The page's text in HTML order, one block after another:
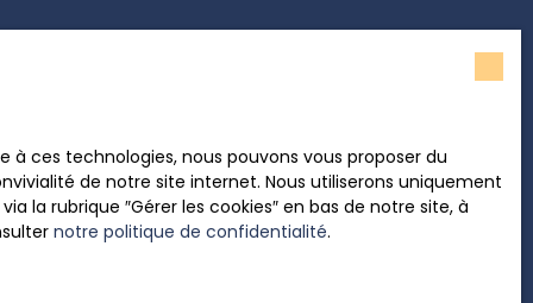
ces technologies, nous pouvons vous proposer du
de notre site internet. Nous utiliserons uniquement
la rubrique ″Gérer les cookies″ en bas de notre site, à
notre politique de confidentialité.